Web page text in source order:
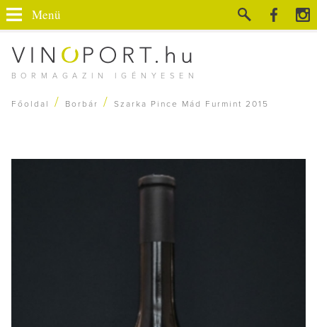
BORMAGAZIN IGÉNYESEN
Menü
Főoldal / Borbár / Szarka Pince Mád Furmint 2015